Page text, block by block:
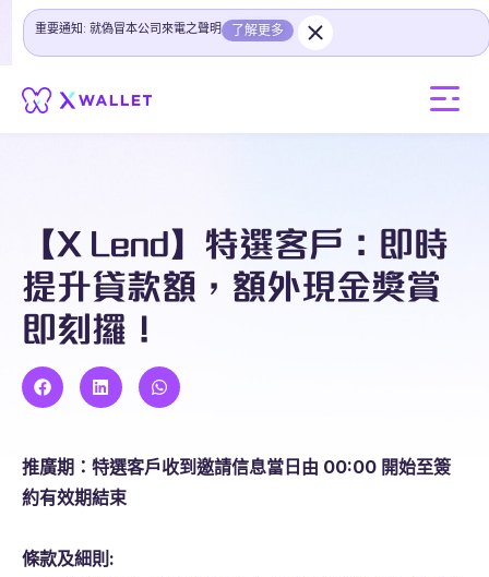
重要通知: 就偽冒本公司來電之聲明 了解更多
【X Lend】特選客戶：即時
提升貸款額，額外現金獎賞
即刻攞！
推廣期：特選客戶收到邀請信息當日由 00:00 開始至簽
約有效期結束
條款及細則: